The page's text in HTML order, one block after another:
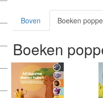
Boven Boeken
Boeken